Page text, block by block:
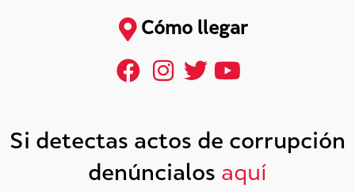
Cómo llegar
Si detectas actos de corrupción
denúncialos aquí